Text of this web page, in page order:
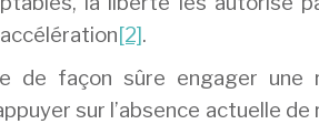
[2].
de façon sûre engager une
sur l’absence actuelle